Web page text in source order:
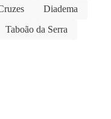
Diadema
Taboão da Serra